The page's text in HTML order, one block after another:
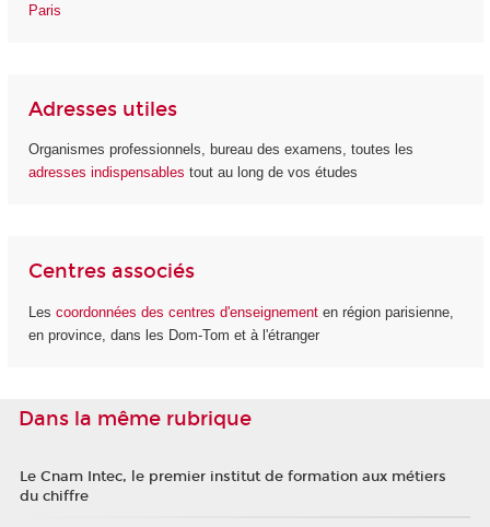
Paris
Adresses utiles
Organismes professionnels, bureau des examens, toutes les
adresses indispensables tout au long de vos études
Centres associés
Les coordonnées des centres d'enseignement en région parisienne,
en province, dans les Dom-Tom et à l'étranger
Dans la même rubrique
Le Cnam Intec, le premier institut de formation aux métiers
du chiffre